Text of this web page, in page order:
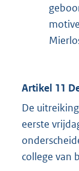
Artikel 11
De
eerste
college van